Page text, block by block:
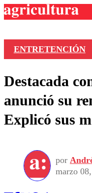
Deportes
Colo
Torneo
Opinión
ENTRETENCIÓN
Destacada
anunció su
Explicó sus
por
marzo